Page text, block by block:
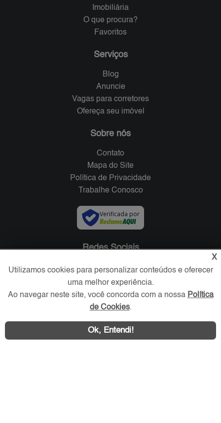
Imobiliária
O que procura?
Favoritos
Serviços
Blog
Anuncie
Vagas para corretores
Ofereça seu imóvel
Sobre nós
Contato
Mapa do Site
Política de Privacidade
Trabalhe Conosco
Verificada por
Redes Sociais
X
Utilizamos cookies para personalizar conteúdos e oferecer
uma melhor experiência.
Ao navegar neste site, você concorda com a nossa Política
de Cookies.
Ok, Entendi!